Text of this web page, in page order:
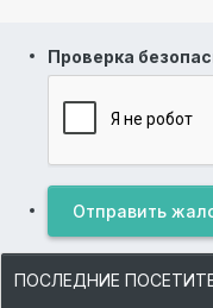
Проверка
Отправить
ПОСЛЕДНИЕ